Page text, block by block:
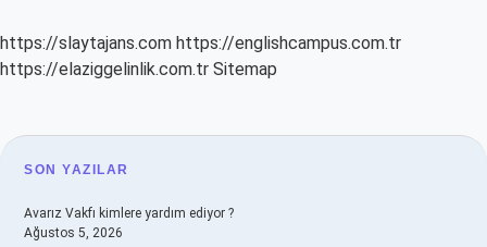
https://slaytajans.com https://englishcampus.com.tr
https://elaziggelinlik.com.tr Sitemap
SIDEBAR
SON YAZILAR
Avarız Vakfı kimlere yardım ediyor ?
Ağustos 5, 2026